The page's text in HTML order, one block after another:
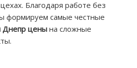
Благодаря работе без
формируем самые честные
Днепр цены на сложные